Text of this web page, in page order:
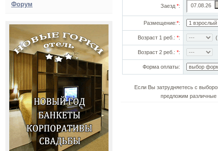
Форум
Заезд *:
Размещение:*:
Возраст 1 реб.: *:
Возраст 2 реб.: *:
Форма оплаты:
Если Вы затрудняетесь с
предложим различные